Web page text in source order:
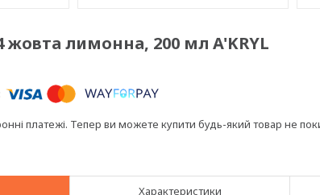
лимонна, 200 мл A'KRYL
платежі. Тепер ви можете купити будь-який товар не
Характеристики